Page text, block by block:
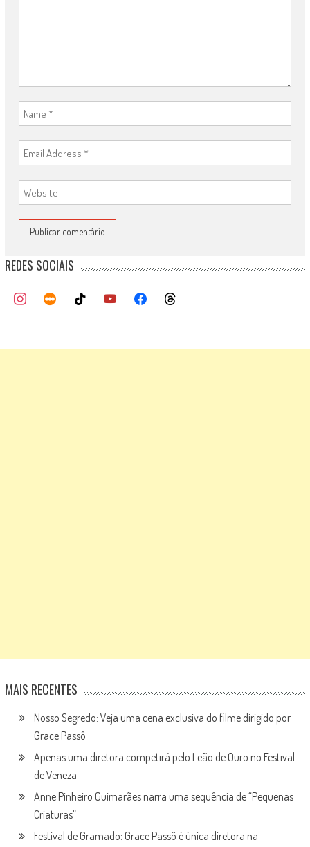
REDES SOCIAIS
MAIS RECENTES
Nosso Segredo: Veja uma cena exclusiva do filme dirigido por
Grace Passô
Apenas uma diretora competirá pelo Leão de Ouro no Festival
de Veneza
Anne Pinheiro Guimarães narra uma sequência de “Pequenas
Criaturas”
Festival de Gramado: Grace Passô é única diretora na